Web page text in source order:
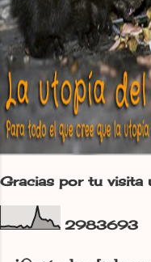
Gracias por tu visita
2983693